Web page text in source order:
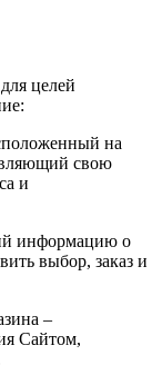
целей
на
свою
и
информацию о
выбор, заказ и
–
Сайтом,